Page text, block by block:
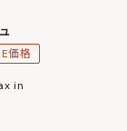
価格
in